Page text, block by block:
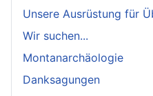
Unsere Ausrüstung für
Wir suchen...
Montanarchäologie
Danksagungen